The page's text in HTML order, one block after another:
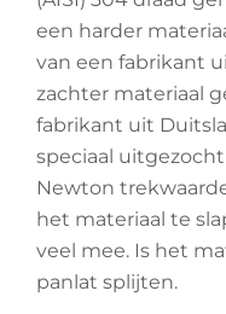
een harder
van een fabrikant
zachter materiaal
fabrikant uit
speciaal
Newton
het materiaal te
veel mee. Is het
panlat splijten.